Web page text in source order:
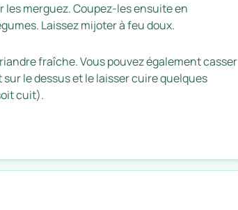
les merguez. Coupez-les ensuite en
Laissez mijoter à feu doux.
fraîche. Vous pouvez également casser
le dessus et le laisser cuire quelques
cuit).